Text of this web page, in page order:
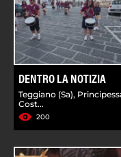
DENTRO LA NOTIZIA
Teggiano (Sa),
Cost...
200